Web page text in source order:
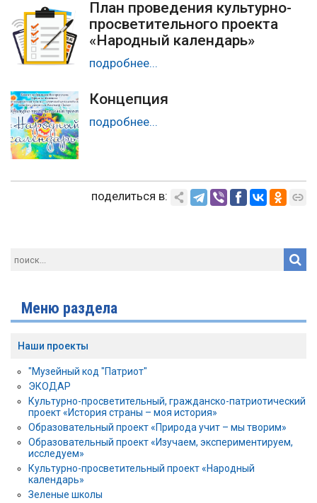
План проведения культурно-
просветительного проекта
«Народный календарь»
подробнее...
Концепция
подробнее...
поделиться в:
Меню раздела
Наши проекты
"Музейный код "Патриот"
ЭКОДАР
Культурно-просветительный, гражданско-патриотический
проект «История страны – моя история»
Образовательный проект «Природа учит – мы творим»
Образовательный проект «Изучаем, экспериментируем,
исследуем»
Культурно-просветительный проект «Народный
календарь»
Зеленые школы